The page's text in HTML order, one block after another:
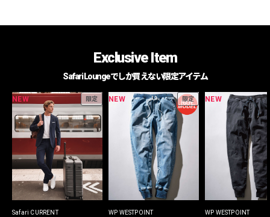
Exclusive Item
Safari Loungeでしか買えない限定アイテム
NEW 限定
Safari CURRENT
NEW 限定
WP WESTPOINT
NEW
WP WESTPOINT